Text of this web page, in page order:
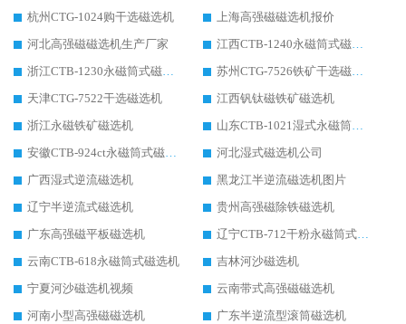
杭州CTG-1024购干选磁选机
上海高强磁磁选机报价
河北高强磁磁选机生产厂家
江西CTB-1240永磁筒式磁选机厂家
浙江CTB-1230永磁筒式磁选机生产厂家
苏州CTG-7526铁矿干选磁选机
天津CTG-7522干选磁选机
江西钒钛磁铁矿磁选机
浙江永磁铁矿磁选机
山东CTB-1021湿式永磁筒式磁选机
安徽CTB-924ct永磁筒式磁选机
河北湿式磁选机公司
广西湿式逆流磁选机
黑龙江半逆流磁选机图片
辽宁半逆流式磁选机
贵州高强磁除铁磁选机
广东高强磁平板磁选机
辽宁CTB-712干粉永磁筒式磁选机
云南CTB-618永磁筒式磁选机
吉林河沙磁选机
宁夏河沙磁选机视频
云南带式高强磁磁选机
河南小型高强磁磁选机
广东半逆流型滚筒磁选机